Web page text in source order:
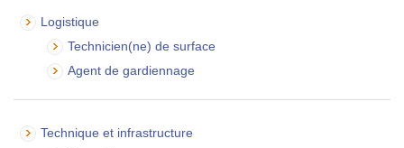
Logistique
Technicien(ne) de surface
Agent de gardiennage
Technique et infrastructure